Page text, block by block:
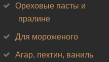
Ореховые пасты и
пралине
Для мороженого
Агар, пектин, ваниль